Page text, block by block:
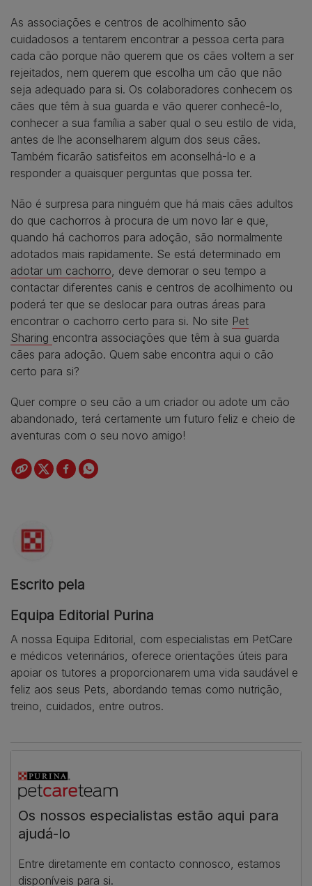
As associações e centros de acolhimento são
cuidadosos a tentarem encontrar a pessoa certa para
cada cão porque não querem que os cães voltem a ser
rejeitados, nem querem que escolha um cão que não
seja adequado para si. Os colaboradores conhecem os
cães que têm à sua guarda e vão querer conhecê-lo,
conhecer a sua família a saber qual o seu estilo de vida,
antes de lhe aconselharem algum dos seus cães.
Também ficarão satisfeitos em aconselhá-lo e a
responder a quaisquer perguntas que possa ter.
Não é surpresa para ninguém que há mais cães adultos
do que cachorros à procura de um novo lar e que,
quando há cachorros para adoção, são normalmente
adotados mais rapidamente. Se está determinado em
adotar um cachorro, deve demorar o seu tempo a
contactar diferentes canis e centros de acolhimento ou
poderá ter que se deslocar para outras áreas para
encontrar o cachorro certo para si. No site Pet
Sharing encontra associações que têm à sua guarda
cães para adoção. Quem sabe encontra aqui o cão
certo para si?
Quer compre o seu cão a um criador ou adote um cão
abandonado, terá certamente um futuro feliz e cheio de
aventuras com o seu novo amigo!
Escrito pela
Equipa Editorial Purina
A nossa Equipa Editorial, com especialistas em PetCare
e médicos veterinários, oferece orientações úteis para
apoiar os tutores a proporcionarem uma vida saudável e
feliz aos seus Pets, abordando temas como nutrição,
treino, cuidados, entre outros.
Os nossos especialistas estão aqui para
ajudá-lo
Entre diretamente em contacto connosco, estamos
disponíveis para si.